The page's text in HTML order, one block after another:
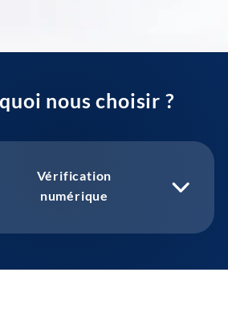
nous choisir ?
Vérification
numérique